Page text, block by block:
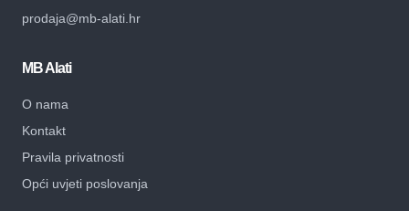
prodaja@mb-alati.hr
MB Alati
O nama
Kontakt
Pravila privatnosti
Opći uvjeti poslovanja